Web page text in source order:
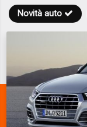
Novità auto